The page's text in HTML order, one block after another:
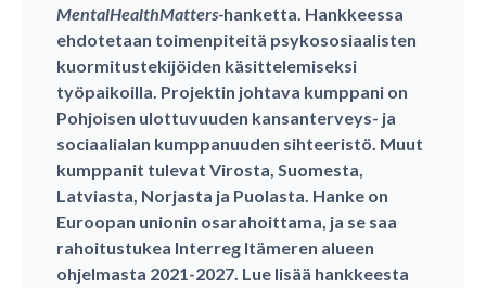
MentalHealthMatters-hanketta. Hankkeessa
ehdotetaan toimenpiteitä psykososiaalisten
kuormitustekijöiden käsittelemiseksi
työpaikoilla. Projektin johtava kumppani on
Pohjoisen ulottuvuuden kansanterveys- ja
sociaalialan kumppanuuden sihteeristö. Muut
kumppanit tulevat Virosta, Suomesta,
Latviasta, Norjasta ja Puolasta. Hanke on
Euroopan unionin osarahoittama, ja se saa
rahoitustukea Interreg Itämeren alueen
ohjelmasta 2021-2027. Lue lisää hankkeesta